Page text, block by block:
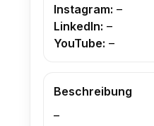
Instagram: –
LinkedIn: –
YouTube: –
Beschreibung
–